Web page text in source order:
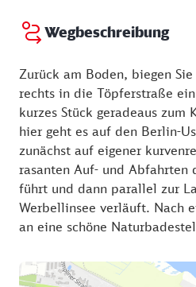
Wegbeschreibung
Zurück am Boden, biegen
rechts in die Töpferstraße
kurzes Stück geradeaus zum
hier geht es auf den Berlin-
zunächst auf eigener
rasanten Auf- und Abfahrten
führt und dann parallel zur
Werbellinsee verläuft. Nach
an eine schöne